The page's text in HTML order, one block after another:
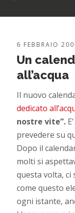
TUTTO
COMUNICAZIONE
EDITORIA
SENZA
STAMPA
6 FEBBRAIO
Un
all’acqua
Il nuovo
dedicato
nostre vite”.
prevedere su
Dopo il
molti si
questa volta,
come questo
ogni istante,